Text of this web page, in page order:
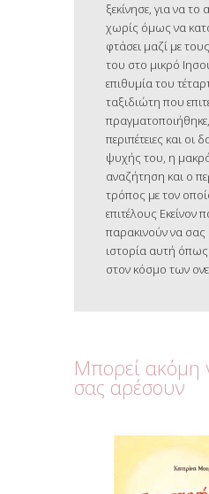
ξεκίνησε, για να το
χωρίς όμως να
φτάσει μαζί με
του στο μικρό
επιθυμία του
ταξιδιώτη που
περιπέτειες και οι
ψυχής του, η
αναζήτηση και ο
τρόπος με τον
επιτέλους Εκείνον
παρακινούν να
ιστορία αυτή
στον κόσμο των
Μπορεί ακόμη
σας αρέσουν